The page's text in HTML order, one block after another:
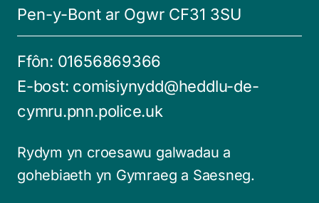
Pen-y-Bont ar Ogwr CF31 3SU
Ffôn: 01656869366
E-bost: comisiynydd@heddlu-de-
cymru.pnn.police.uk
Rydym yn croesawu galwadau a
gohebiaeth yn Gymraeg a Saesneg.